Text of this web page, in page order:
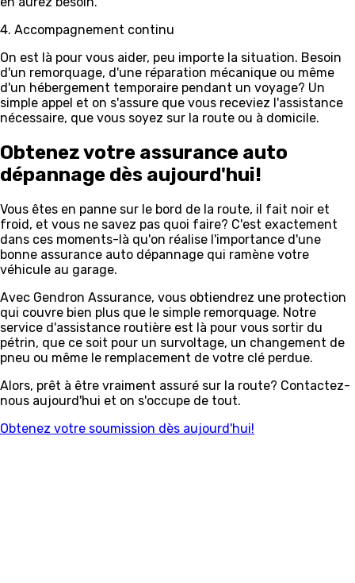
4. Accompagnement continu
On est là pour vous aider, peu importe la situation. Besoin
d'un remorquage, d'une réparation mécanique ou même
d'un hébergement temporaire pendant un voyage? Un
simple appel et on s'assure que vous receviez l'assistance
nécessaire, que vous soyez sur la route ou à domicile.
Obtenez votre assurance auto
dépannage dès aujourd'hui!
Vous êtes en panne sur le bord de la route, il fait noir et
froid, et vous ne savez pas quoi faire? C'est exactement
dans ces moments-là qu'on réalise l'importance d'une
bonne assurance auto dépannage qui ramène votre
véhicule au garage.
Avec Gendron Assurance, vous obtiendrez une protection
qui couvre bien plus que le simple remorquage. Notre
service d'assistance routière est là pour vous sortir du
pétrin, que ce soit pour un survoltage, un changement de
pneu ou même le remplacement de votre clé perdue.
Alors, prêt à être vraiment assuré sur la route? Contactez-
nous aujourd'hui et on s'occupe de tout.
Obtenez votre soumission dès aujourd'hui!